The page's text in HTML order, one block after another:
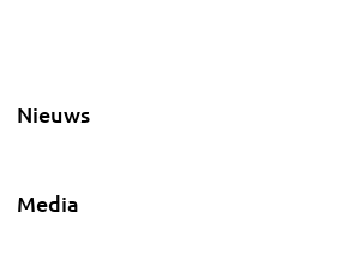
Nieuws
Media